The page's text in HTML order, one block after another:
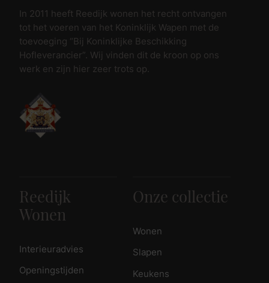
In 2011 heeft Reedijk wonen het recht ontvangen
tot het voeren van het Koninklijk Wapen met de
toevoeging “Bij Koninklijke Beschikking
Hofleverancier”. Wij vinden dit de kroon op ons
werk en zijn hier zeer trots op.
Reedijk
Wonen
Interieuradvies
Openingstijden
Onze collectie
Wonen
Slapen
Keukens